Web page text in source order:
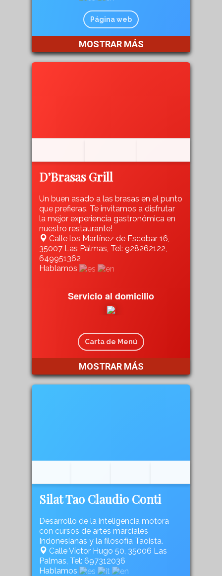
Página web
MOSTRAR MÁS
D’Brasas Grill
Un buen asado a las brasas en el punto
que prefieras. Te invitamos a disfrutar
la mejor experiencia gastronómica en
nuestro restaurante!
Calle los Martínez de Escobar 16,
35007 Las Palmas, Tel: 928262122,
649951362
Hablamos
Servicio al domicilio
Carta de Menú
MOSTRAR MÁS
Silat Tao Claudio Conti
Desarrollo de la inteligencia motora
con cursos de artes marciales
Indonesianas y la filosofía Taoista.
Calle Víctor Hugo 50, 35006 Las
Palmas, Tel: 697312036
Hablamos